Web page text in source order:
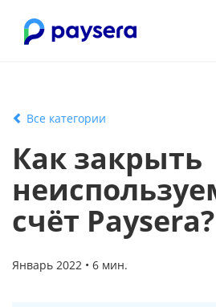
Все категории
Как закрыть
счёт Paysera?
Январь 2022 • 6 мин.